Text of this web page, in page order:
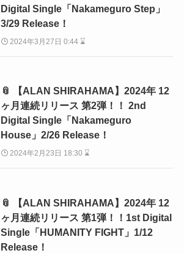
Digital Single「Nakameguro Step」
3/29 Release！
2024年3月27日 0:44 ⌛
📎 【ALAN SHIRAHAMA】2024年 12
ヶ月連続リリース 第2弾！！ 2nd
Digital Single「Nakameguro
House」2/26 Release！
2024年2月23日 18:30 ⌛
📎 【ALAN SHIRAHAMA】2024年 12
ヶ月連続リリース 第1弾！！1st Digital
Single「HUMANITY FIGHT」1/12
Release！